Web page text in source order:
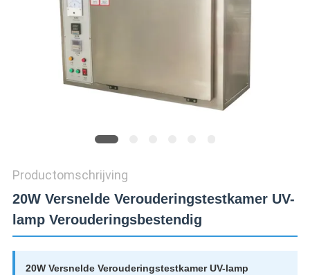
Productomschrijving
20W Versnelde Verouderingstestkamer UV-
lamp Verouderingsbestendig
20W Versnelde Verouderingstestkamer UV-lamp